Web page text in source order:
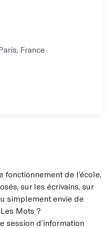
France
fonctionnement de l’école,
sur les écrivains, sur
simplement envie de
Mots ?
session d’information